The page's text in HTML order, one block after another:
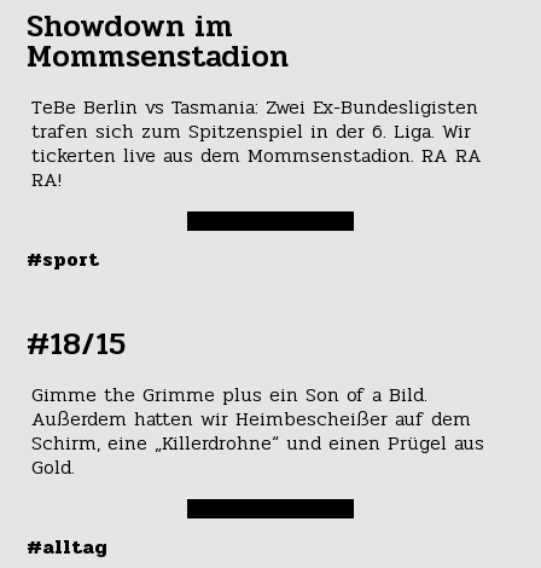
Showdown im
Mommsenstadion
TeBe Berlin vs Tasmania: Zwei Ex-Bundesligisten
trafen sich zum Spitzenspiel in der 6. Liga. Wir
tickerten live aus dem Mommsenstadion. RA RA
RA!
#sport
#18/15
Gimme the Grimme plus ein Son of a Bild.
Außerdem hatten wir Heimbescheißer auf dem
Schirm, eine „Killerdrohne“ und einen Prügel aus
Gold.
#alltag